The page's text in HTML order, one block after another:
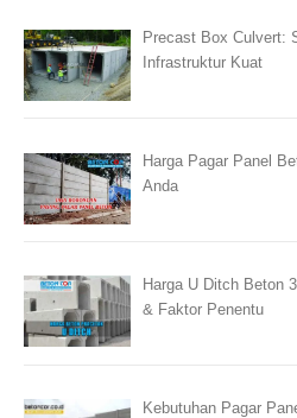
Precast Box Culvert:
Infrastruktur Kuat
Harga Pagar Panel
Anda
Harga U Ditch Beton
& Faktor Penentu
Kebutuhan Pagar